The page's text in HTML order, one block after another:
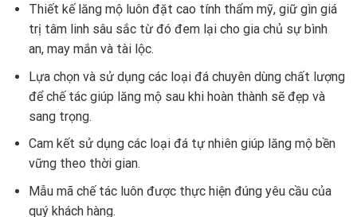
Thiết kế lăng mộ luôn đặt cao tính thẩm mỹ, giữ gìn giá
trị tâm linh sâu sắc từ đó đem lại cho gia chủ sự bình
an, may mắn và tài lộc.
Lựa chọn và sử dụng các loại đá chuyên dùng chất lượng
để chế tác giúp lăng mộ sau khi hoàn thành sẽ đẹp và
sang trọng.
Cam kết sử dụng các loại đá tự nhiên giúp lăng mộ bền
vững theo thời gian.
Mẫu mã chế tác luôn được thực hiện đúng yêu cầu của
quý khách hàng.